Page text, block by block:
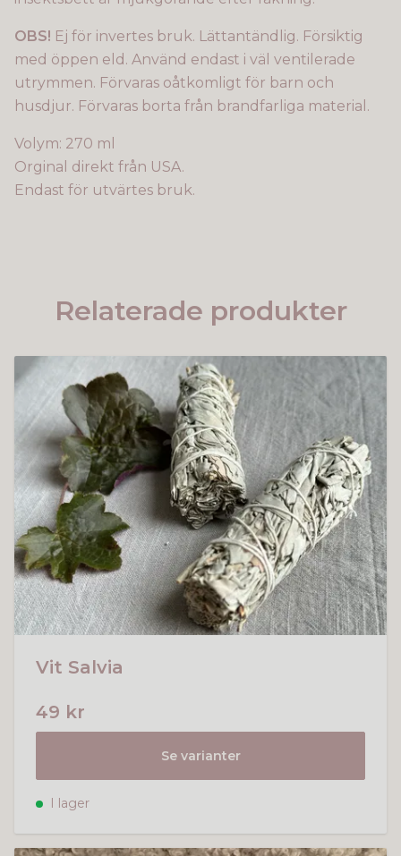
OBS! Ej för invertes bruk. Lättantändlig. Försiktig
med öppen eld. Använd endast i väl ventilerade
utrymmen. Förvaras oåtkomligt för barn och
husdjur. Förvaras borta från brandfarliga material.
Volym: 270 ml
Orginal direkt från USA.
Endast för utvärtes bruk.
Relaterade produkter
Vit Salvia
49 kr
Se varianter
I lager